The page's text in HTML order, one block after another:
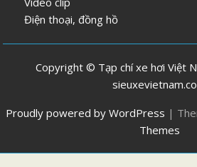
Điện thoại, đồng hồ
Copyright © Tạp chí xe hơi Việt
Proudly powered by WordPress |
Themes